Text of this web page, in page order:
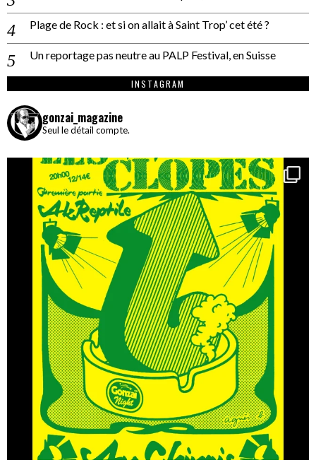
Plage de Rock : et si on allait à Saint Trop’ cet été ?
Un reportage pas neutre au PALP Festival, en Suisse
INSTAGRAM
gonzai_magazine
Seul le détail compte.